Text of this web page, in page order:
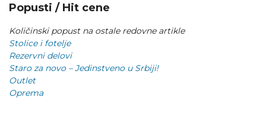
Popusti / Hit cene
Količinski popust na ostale redovne artikle
Stolice i fotelje
Rezervni delovi
Staro za novo – Jedinstveno u Srbiji!
Outlet
Oprema